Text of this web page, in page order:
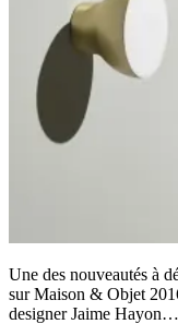
Une des nouveautés à
sur Maison & Objet
designer Jaime Hayon…